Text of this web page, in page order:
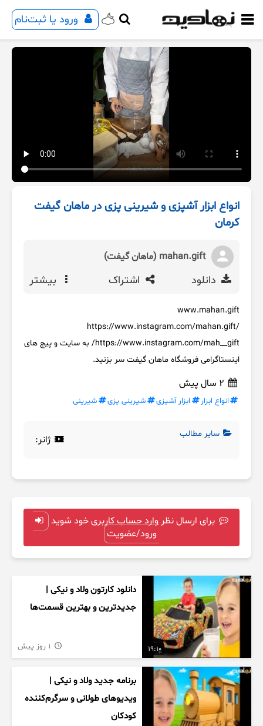
ورود یا ثبت‌نام
انواع ابزار آشپزی و شیرینی پزی در ماهان گیفت
کرمان
mahan.gift (ماهان گیفت)
دانلود اشتراک بیشتر
www.mahan.gift
https://www.instagram.com/mahan.gift/
https://www.instagram.com/mah__gift/ به سایت و پیج های
اینستاگرامی فروشگاه ماهان گیفت سر بزنید.
انواع ابزار ابزار آشپزی شیرینی پزی شیرینی
سایر مطالب ژانر:
برای ارسال نظر وارد حساب کاربری خود شوید
ورود/عضویت
19:10
دانلود کارتون ولاد و نیکی |
جدیدترین و بهترین قسمت‌ها
برنامه جدید ولاد و نیکی |
ویدیوهای طولانی و سرگرم‌کننده
کودکان